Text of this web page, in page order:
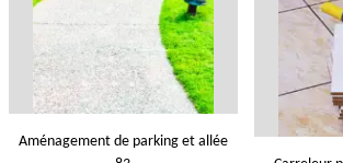
Aménagement de parking et allée